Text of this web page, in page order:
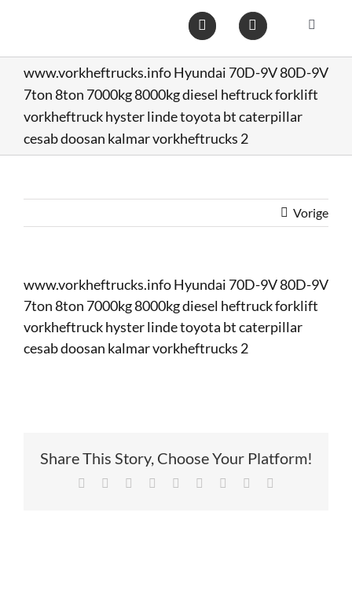
Toggle
Home
Op
www.vorkheftrucks.info Hyundai 70D-9V 80D-9V
7ton 8ton 7000kg 8000kg diesel heftruck forklift
vorkheftruck hyster linde toyota bt caterpillar
cesab doosan kalmar vorkheftrucks 2
Vorige
www.vorkheftrucks.info Hyundai 70D-9V 80D-9V
7ton 8ton 7000kg 8000kg diesel heftruck forklift
vorkheftruck hyster linde toyota bt caterpillar
cesab doosan kalmar vorkheftrucks 2
Share This Story, Choose Your Platform!
Facebook Reddit LinkedIn
TumblrPinterest Xing